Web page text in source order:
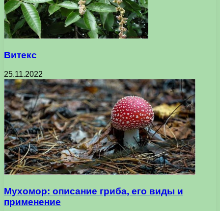
Витекс
25.11.2022
Мухомор: описание гриба, его виды и
применение